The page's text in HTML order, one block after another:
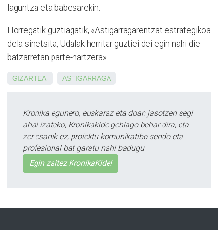
laguntza eta babesarekin.
Horregatik guztiagatik, «Astigarragarentzat estrategikoa
dela sinetsita, Udalak herritar guztiei dei egin nahi die
batzarretan parte-hartzera».
GIZARTEA ASTIGARRAGA
Kronika egunero, euskaraz eta doan jasotzen segi
ahal izateko, Kronikakide gehiago behar dira, eta
zer esanik ez, proiektu komunikatibo sendo eta
profesional bat garatu nahi badugu.
Egin zaitez KronikaKide!